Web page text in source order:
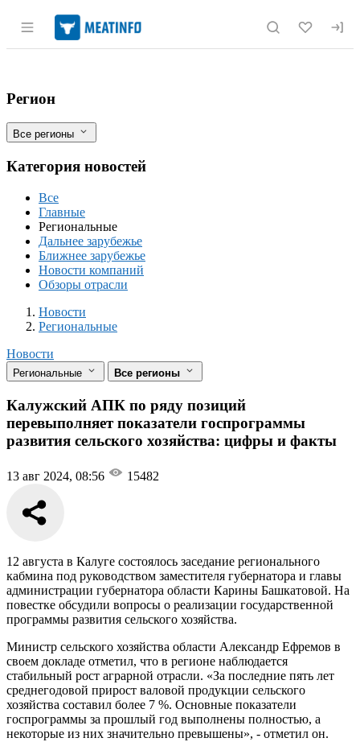
Раздел навигации по сайту
Калужский АПК по ряду позиций
Фильтры
Регион
Все регионы
Категория новостей
Все
Главные
Региональные
Дальнее зарубежье
Ближнее зарубежье
Новости компаний
Обзоры отрасли
Новости
Разделы
Новости
Региональные
Новости
Региональные Все регионы
Калужский АПК по ряду позиций
перевыполняет показатели госпрограммы
развития сельского хозяйства: цифры и факты
13 авг 2024, 08:56 15482
12 августа в Калуге состоялось заседание регионального
кабмина под руководством заместителя губернатора и главы
администрации губернатора области Карины Башкатовой. На
повестке обсудили вопросы о реализации государственной
программы развития сельского хозяйства.
Министр сельского хозяйства области Александр Ефремов в
своем докладе отметил, что в регионе наблюдается
стабильный рост аграрной отрасли. «За последние пять лет
среднегодовой прирост валовой продукции сельского
хозяйства составил более 7 %. Основные показатели
госпрограммы за прошлый год выполнены полностью, а
некоторые из них значительно превышены», - отметил он.